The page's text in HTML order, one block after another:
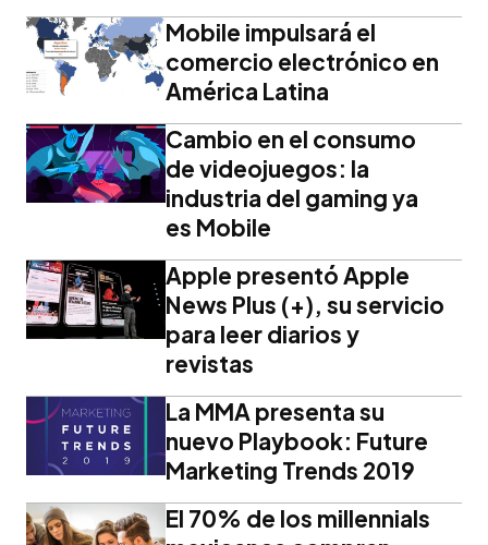
Mobile impulsará el
comercio electrónico en
América Latina
Cambio en el consumo
de videojuegos: la
industria del gaming ya
es Mobile
Apple presentó Apple
News Plus (+), su servicio
para leer diarios y
revistas
La MMA presenta su
nuevo Playbook: Future
Marketing Trends 2019
El 70% de los millennials